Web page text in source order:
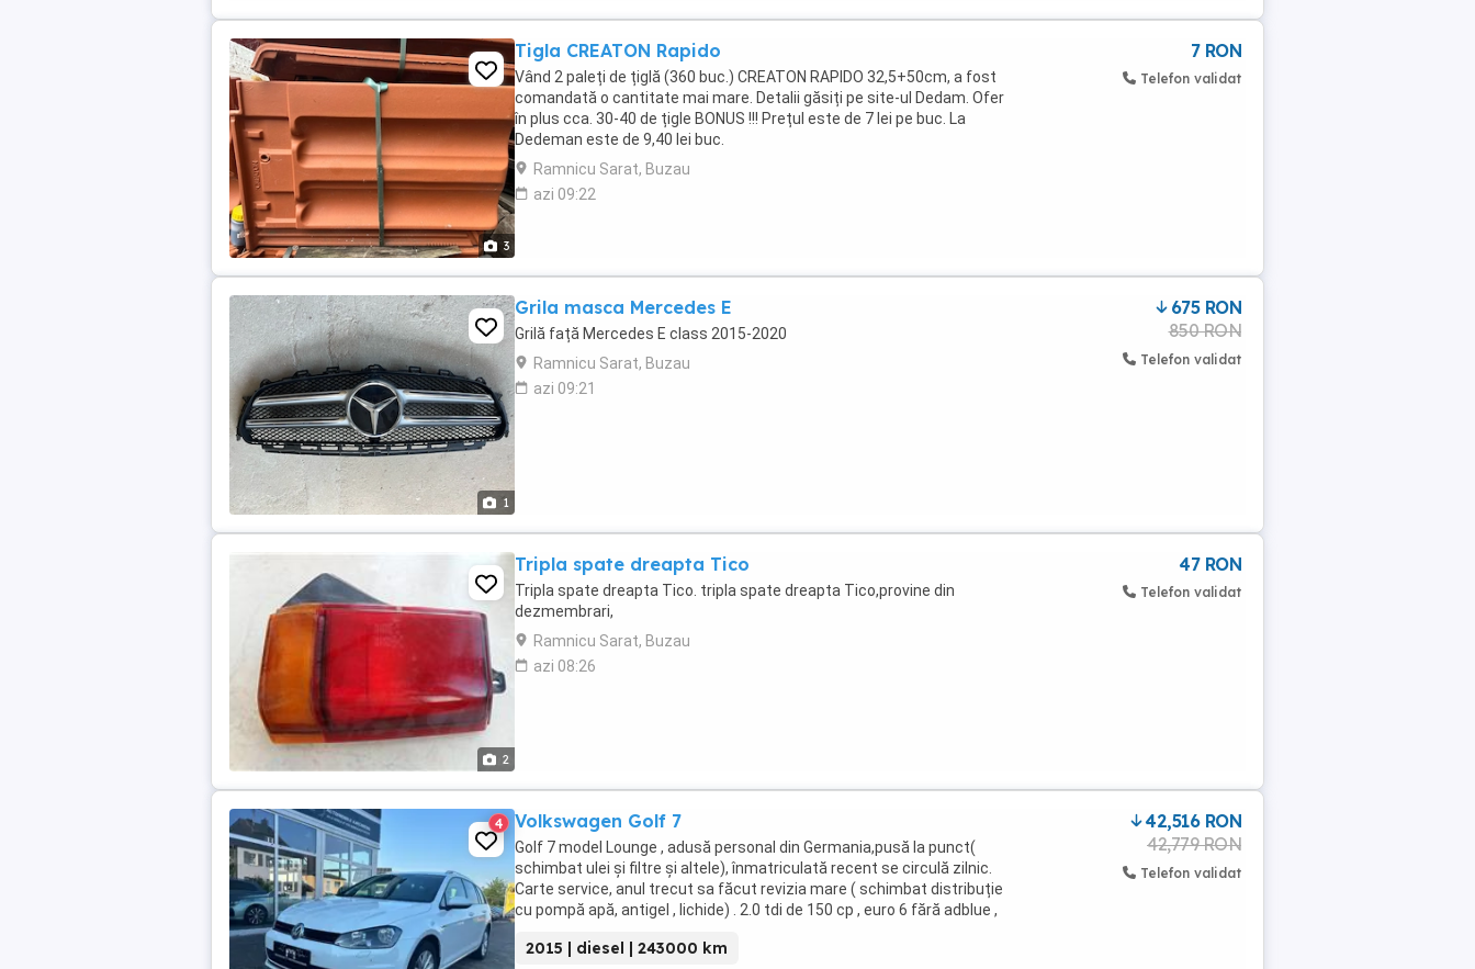
3
Tigla CREATON Rapido
Vând 2 paleți de țiglă (360 buc.) CREATON RAPIDO 32,5+50cm, a fost
comandată o cantitate mai mare. Detalii găsiți pe site-ul Dedam. Ofer
în plus cca. 30-40 de țigle BONUS !!! Prețul este de 7 lei pe buc. La
Dedeman este de 9,40 lei buc.
Ramnicu Sarat, Buzau
azi 09:22
7 RON
Telefon validat
1
Grila masca Mercedes E
Grilă față Mercedes E class 2015-2020
Ramnicu Sarat, Buzau
azi 09:21
675 RON
850 RON
Telefon validat
2
Tripla spate dreapta Tico
Tripla spate dreapta Tico. tripla spate dreapta Tico,provine din
dezmembrari,
Ramnicu Sarat, Buzau
azi 08:26
47 RON
Telefon validat
4 Volkswagen Golf 7
Golf 7 model Lounge , adusă personal din Germania,pusă la punct(
schimbat ulei și filtre și altele), înmatriculată recent se circulă zilnic.
Carte service, anul trecut sa făcut revizia mare ( schimbat distribuție
cu pompă apă, antigel , lichide) . 2.0 tdi de 150 cp , euro 6 fără adblue ,
2015 | diesel | 243000 km
42,516 RON
42,779 RON
Telefon validat